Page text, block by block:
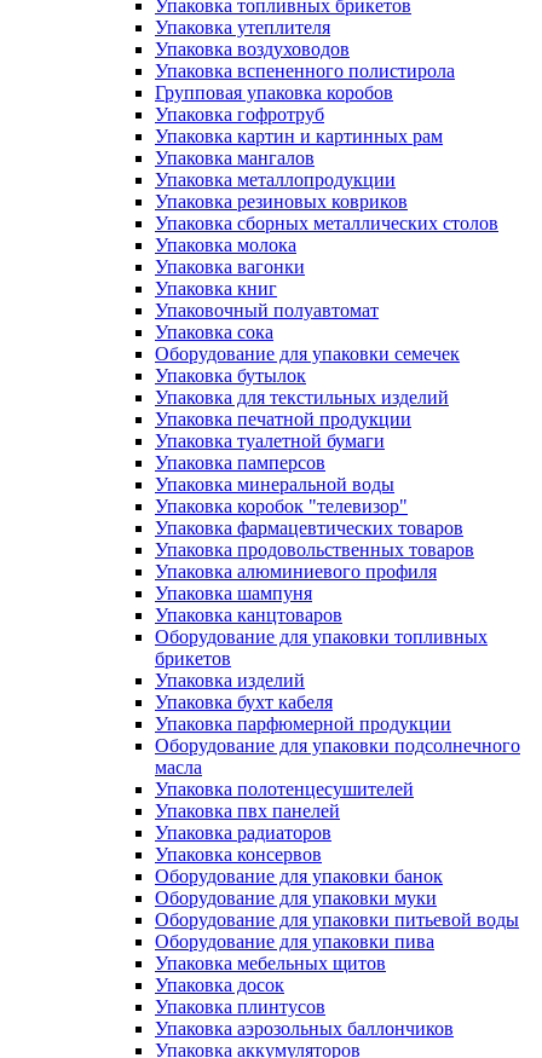
Упаковка топливных брикетов
Упаковка утеплителя
Упаковка воздуховодов
Упаковка вспененного полистирола
Групповая упаковка коробов
Упаковка гофротруб
Упаковка картин и картинных рам
Упаковка мангалов
Упаковка металлопродукции
Упаковка резиновых ковриков
Упаковка сборных металлических столов
Упаковка молока
Упаковка вагонки
Упаковка книг
Упаковочный полуавтомат
Упаковка сока
Оборудование для упаковки семечек
Упаковка бутылок
Упаковка для текстильных изделий
Упаковка печатной продукции
Упаковка туалетной бумаги
Упаковка памперсов
Упаковка минеральной воды
Упаковка коробок "телевизор"
Упаковка фармацевтических товаров
Упаковка продовольственных товаров
Упаковка алюминиевого профиля
Упаковка шампуня
Упаковка канцтоваров
Оборудование для упаковки топливных
брикетов
Упаковка изделий
Упаковка бухт кабеля
Упаковка парфюмерной продукции
Оборудование для упаковки подсолнечного
масла
Упаковка полотенцесушителей
Упаковка пвх панелей
Упаковка радиаторов
Упаковка консервов
Оборудование для упаковки банок
Оборудование для упаковки муки
Оборудование для упаковки питьевой воды
Оборудование для упаковки пива
Упаковка мебельных щитов
Упаковка досок
Упаковка плинтусов
Упаковка аэрозольных баллончиков
Упаковка аккумуляторов